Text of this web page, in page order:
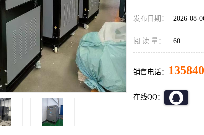
发布日期： 2026-08-
阅 读 量： 60
销售电话：
在线QQ：